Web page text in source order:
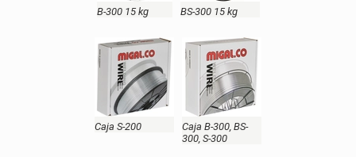
B-300 15 kg BS-300 15 kg
Caja S-200
Caja B-300, BS-
300, S-300